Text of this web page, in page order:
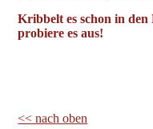
Kribbelt es schon in
probiere es aus!
<< nach oben